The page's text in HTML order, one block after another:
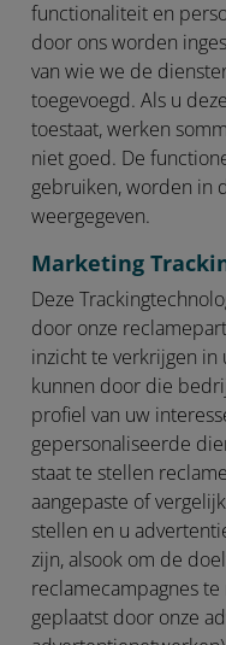
functionaliteit en
door ons worden
van wie we de
toegevoegd. Als u
toestaat, werken
niet goed. De
gebruiken, worden in
weergegeven.
Marketing
Deze
door onze
inzicht te verkrijgen in
kunnen door die
profiel van uw
gepersonaliseerde
staat te stellen
aangepaste of
stellen en u
zijn, alsook om de
reclamecampagnes
geplaatst door onze